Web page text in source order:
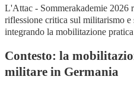
L'Attac - Sommerakademie 2026
riflessione critica sul militarismo
integrando la mobilitazione
Contesto: la
militare in Germania